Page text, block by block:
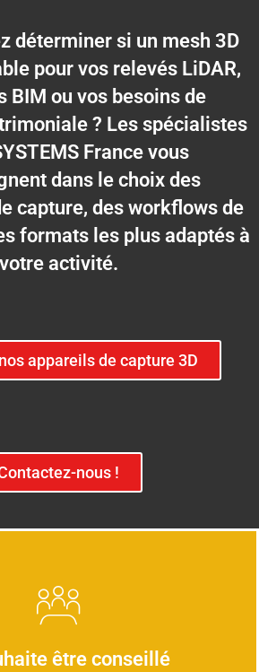
déterminer si un mesh 3D
pour vos relevés LiDAR,
BIM ou vos besoins de
? Les spécialistes
France vous
dans le choix des
capture, des workflows de
formats les plus adaptés à
votre activité.
appareils de capture 3D
nous !
être conseillé